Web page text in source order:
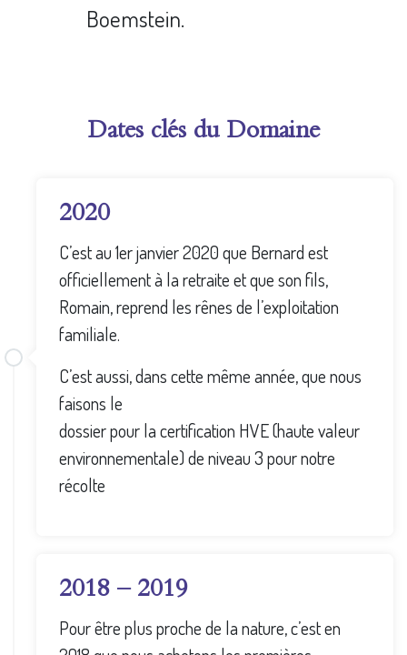
Boemstein.
Dates clés du Domaine
2020
C’est au 1er janvier 2020 que Bernard est
officiellement à la retraite et que son fils,
Romain, reprend les rênes de l’exploitation
familiale.
C’est aussi, dans cette même année, que nous
faisons le
dossier pour la certification HVE (haute valeur
environnementale) de niveau 3 pour notre
récolte
2018 – 2019
Pour être plus proche de la nature, c’est en